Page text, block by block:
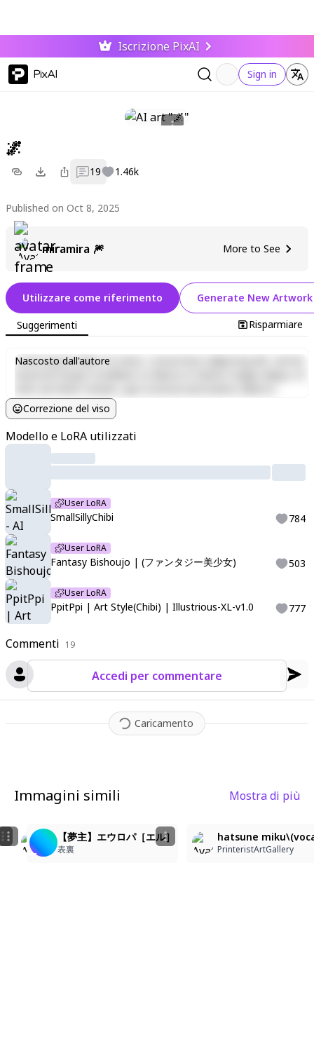
Iscrizione PixAI
PixAI Sign in
🌌
19 1.46k
Published on Oct 8, 2025
miramira 🎆 More to See
Commenti 19
Accedi per commentare
Caricamento
Utilizzare come riferimento Generate New Artwork
Suggerimenti Risparmiare
Lorem ipsum dolor sit amet, consectetur adipiscing elit, sed do
laboris nisi ut aliquip ex ea commodo consequat. Duis aute irure
dolor in reprehenderit in voluptate velit esse cillum dolore eu
fugiat nulla pariatur. Excepteur sint occaecat cupidatat non
proident, sunt in culpa qui officia deserunt mollit anim id est
Nascosto dall'autore
Correzione del viso
Modello e LoRA utilizzati
User LoRA
SmallSillyChibi 784
User LoRA
Fantasy Bishoujo | (ファンタジー美少女) 503
User LoRA
PpitPpi | Art Style(Chibi) | Illustrious-XL-v1.0 777
Immagini simili Mostra di più
zeta-888
1girl, solo, long hair, looking at viewer, smile,
bene
【夢主】エウロパ［エル］
表裏
hatsune
PrinteristArtGallery